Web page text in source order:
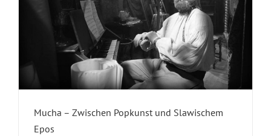
Mucha – Zwischen Popkunst und Slawischem
Epos